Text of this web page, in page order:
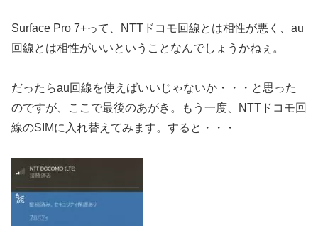
Surface Pro 7+って、NTTドコモ回線とは相性が悪く、au
回線とは相性がいいということなんでしょうかねぇ。
だったらau回線を使えばいいじゃないか・・・と思った
のですが、ここで最後のあがき。もう一度、NTTドコモ回
線のSIMに入れ替えてみます。すると・・・